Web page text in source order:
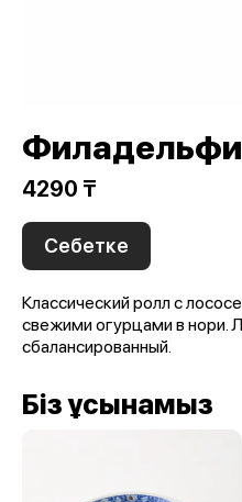
4290 ₸
Себетке
Классический ролл с
свежими огурцами в нори.
сбалансированный.
Біз ұсынамыз